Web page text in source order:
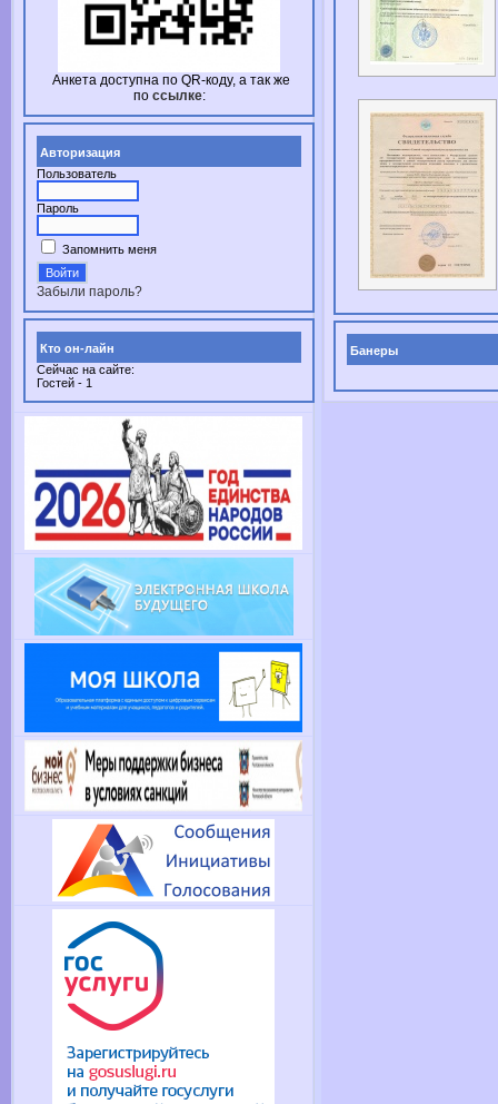
Анкета доступна по QR-коду, а так же
по ссылке:
Авторизация
Пользователь
Пароль
Запомнить меня
Забыли пароль?
Кто он-лайн
Сейчас на сайте:
Гостей - 1
Банеры